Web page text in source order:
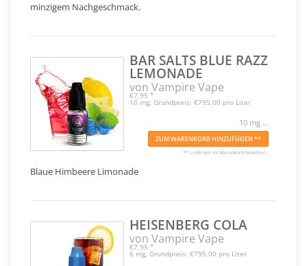
minzigem Nachgeschmack.
BAR SALTS BLUE RAZZ
LEMONADE
von Vampire Vape
€7,95 *
10 mg, Grundpreis: €795,00 pro Liter
10 mg ...
ZUM WARENKORB HINZUFÜGEN **
** Lieferzeit im Warenkorb beachten
Blaue Himbeere Limonade
HEISENBERG COLA
von Vampire Vape
€7,95 *
6 mg, Grundpreis: €795,00 pro Liter